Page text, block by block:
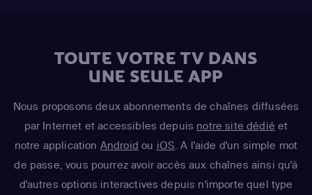
TOUTE VOTRE TV DANS
UNE SEULE APP
Nous proposons deux abonnements de chaînes diffusées
par Internet et accessibles depuis notre site dédié et
notre application Android ou iOS . A l'aide d'un simple mot
de passe, vous pourrez avoir accès aux chaînes ainsi qu'à
d'autres options interactives depuis n'importe quel type